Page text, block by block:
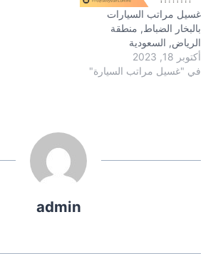
غسيل مراتب السيارات
بالبخار الضباط, منطقة
الرياض, السعودية
أكتوبر 18, 2023
في "غسيل مراتب السيارة"
admin